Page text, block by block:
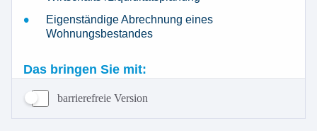
barrierefreie Version